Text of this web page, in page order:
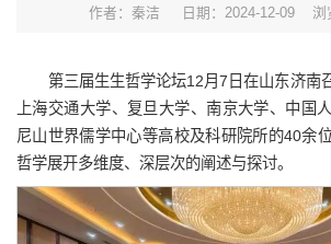
作者：秦洁 日期：2024-12-09 浏
第三届生生哲学论坛12月7日在山东济南
上海交通大学、复旦大学、南京大学、中国
尼山世界儒学中心等高校及科研院所的40余
哲学展开多维度、深层次的阐述与探讨。